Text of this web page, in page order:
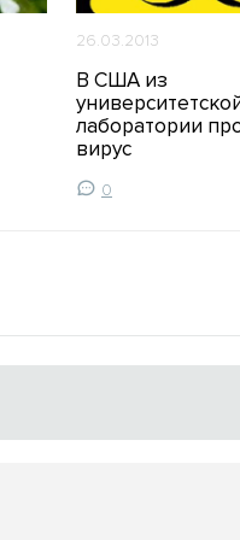
26.03.2013
В США из
лаборатории
вирус
0